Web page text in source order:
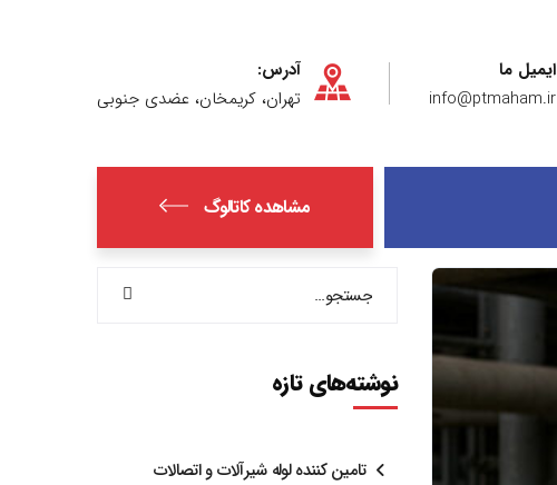
ایمیل ما
info@ptmaham.ir
آدرس:
تهران، کریمخان، عضدی جنوبی
مشاهده کاتالوگ
نوشته‌های تازه
تامین کننده لوله شیرآلات و اتصالات